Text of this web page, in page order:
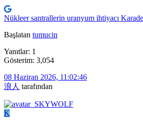
Nükleer santrallerin uranyum ihtiyacı
Başlatan tumucin
Yanıtlar: 1
Gösterim: 3,054
08 Haziran 2026, 11:02:46
浪人 tarafından
K